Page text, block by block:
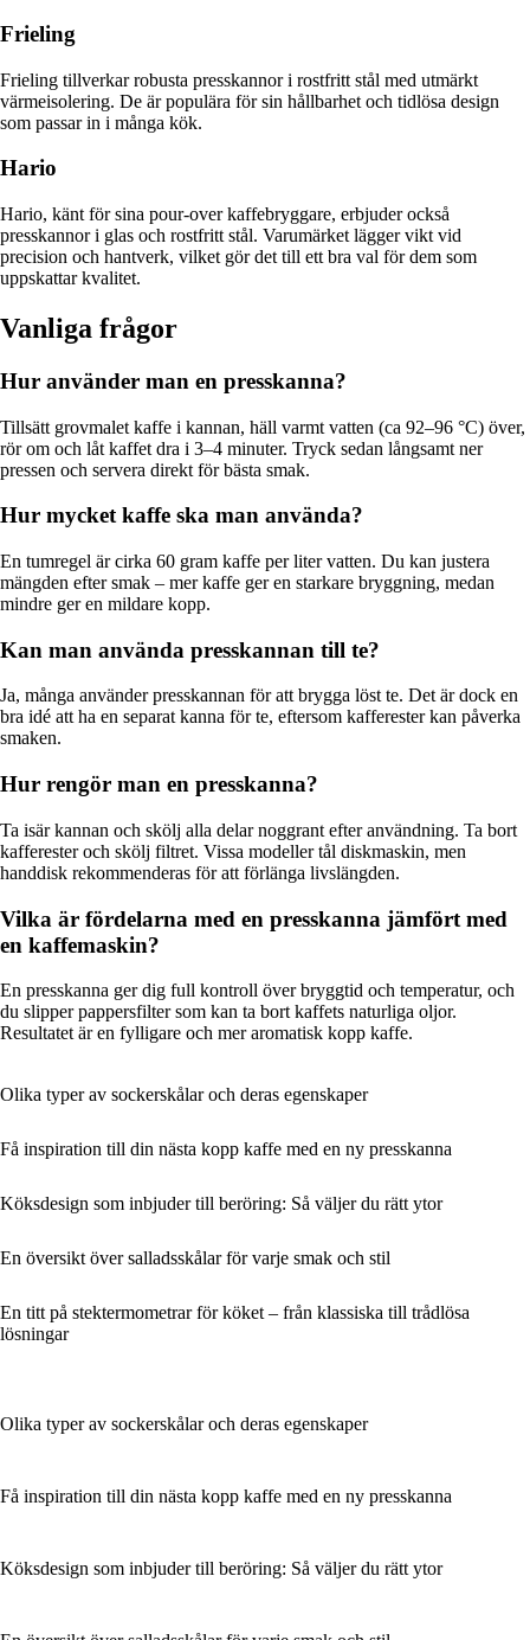
Frieling
Frieling tillverkar robusta presskannor i rostfritt stål med utmärkt
värmeisolering. De är populära för sin hållbarhet och tidlösa design
som passar in i många kök.
Hario
Hario, känt för sina pour-over kaffebryggare, erbjuder också
presskannor i glas och rostfritt stål. Varumärket lägger vikt vid
precision och hantverk, vilket gör det till ett bra val för dem som
uppskattar kvalitet.
Vanliga frågor
Hur använder man en presskanna?
Tillsätt grovmalet kaffe i kannan, häll varmt vatten (ca 92–96 °C) över,
rör om och låt kaffet dra i 3–4 minuter. Tryck sedan långsamt ner
pressen och servera direkt för bästa smak.
Hur mycket kaffe ska man använda?
En tumregel är cirka 60 gram kaffe per liter vatten. Du kan justera
mängden efter smak – mer kaffe ger en starkare bryggning, medan
mindre ger en mildare kopp.
Kan man använda presskannan till te?
Ja, många använder presskannan för att brygga löst te. Det är dock en
bra idé att ha en separat kanna för te, eftersom kafferester kan påverka
smaken.
Hur rengör man en presskanna?
Ta isär kannan och skölj alla delar noggrant efter användning. Ta bort
kafferester och skölj filtret. Vissa modeller tål diskmaskin, men
handdisk rekommenderas för att förlänga livslängden.
Vilka är fördelarna med en presskanna jämfört med
en kaffemaskin?
En presskanna ger dig full kontroll över bryggtid och temperatur, och
du slipper pappersfilter som kan ta bort kaffets naturliga oljor.
Resultatet är en fylligare och mer aromatisk kopp kaffe.
Olika typer av sockerskålar och deras egenskaper
Få inspiration till din nästa kopp kaffe med en ny presskanna
Köksdesign som inbjuder till beröring: Så väljer du rätt ytor
En översikt över salladsskålar för varje smak och stil
En titt på stektermometrar för köket – från klassiska till trådlösa
lösningar
Olika typer av sockerskålar och deras egenskaper
Få inspiration till din nästa kopp kaffe med en ny presskanna
Köksdesign som inbjuder till beröring: Så väljer du rätt ytor